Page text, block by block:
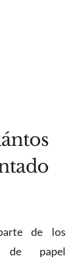
de los
de papel